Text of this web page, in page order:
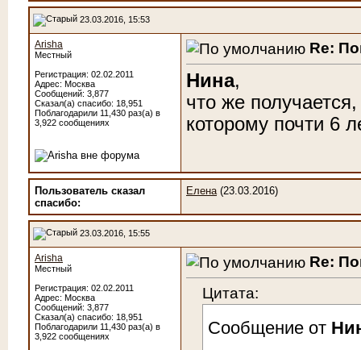
23.03.2016, 15:53
Arisha
Местный
Регистрация: 02.02.2011
Адрес: Москва
Сообщений: 3,877
Сказал(а) спасибо: 18,951
Поблагодарили 11,430 раз(а) в
3,922 сообщениях
Re:
Нина,
что же
которому почти 6
Пользователь сказал
cпасибо:
Елена(23.03.2016)
23.03.2016, 15:55
Arisha
Местный
Регистрация: 02.02.2011
Адрес: Москва
Сообщений: 3,877
Сказал(а) спасибо: 18,951
Поблагодарили 11,430 раз(а) в
3,922 сообщениях
Re:
Цитата:
Сообщение от